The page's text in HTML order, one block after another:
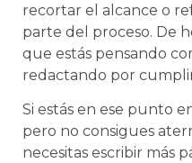
recortar el alcance o
parte del proceso. De
que estás pensando
redactando por
Si estás en ese punto
pero no consigues
necesitas escribir más